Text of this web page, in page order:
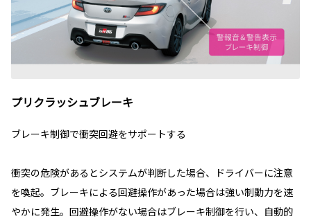
プリクラッシュブレーキ
ブレーキ制御で衝突回避をサポートする
衝突の危険があるとシステムが判断した場合、ドライバーに注意
を喚起。ブレーキによる回避操作があった場合は強い制動力を速
やかに発生。回避操作がない場合はブレーキ制御を行い、自動的